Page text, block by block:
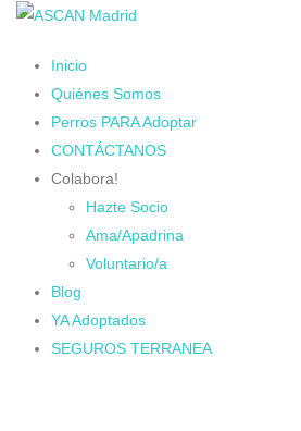
Inicio
Quiénes Somos
Perros PARA Adoptar
CONTÁCTANOS
Colabora!
Hazte Socio
Ama/Apadrina
Voluntario/a
Blog
YA Adoptados
SEGUROS TERRANEA